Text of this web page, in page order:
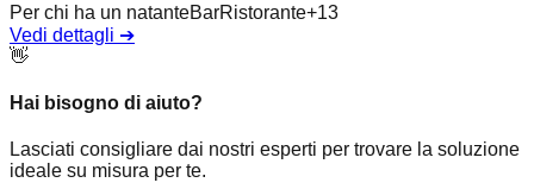
Per chi ha un natanteBarRistorante+13
Vedi dettagli ➔
👋
Hai bisogno di aiuto?
Lasciati consigliare dai nostri esperti per trovare la soluzione
ideale su misura per te.